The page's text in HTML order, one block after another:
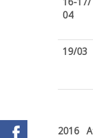
04
19/03
2016